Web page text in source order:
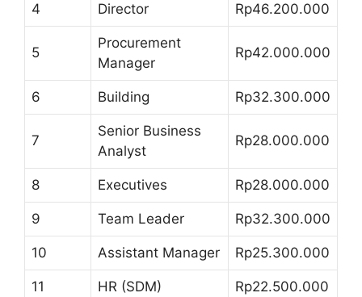
4 Director Rp46.200.000
5
Procurement
Manager
Rp42.000.000
6 Building Rp32.300.000
7
Senior Business
Analyst
Rp28.000.000
8 Executives Rp28.000.000
9 Team Leader Rp32.300.000
10 Assistant Manager Rp25.300.000
11 HR (SDM) Rp22.500.000